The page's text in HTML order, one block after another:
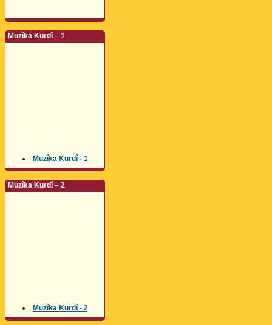
Muzîka Kurdî – 1
Muzîka Kurdî - 1
Muzîka Kurdî – 2
Muzîka Kurdî - 2